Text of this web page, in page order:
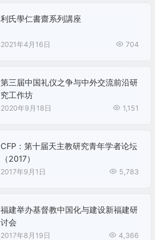
举办
利氏學仁書齋系列講座
2021年4月16日 704
第三届中国礼仪之争与中外交流前沿研
究工作坊
2020年9月18日 1,151
CFP：第十届天主教研究青年学者论坛
（2017）
2017年9月1日 5,783
福建举办基督教中国化与建设新福建研
讨会
2017年8月19日 4,366